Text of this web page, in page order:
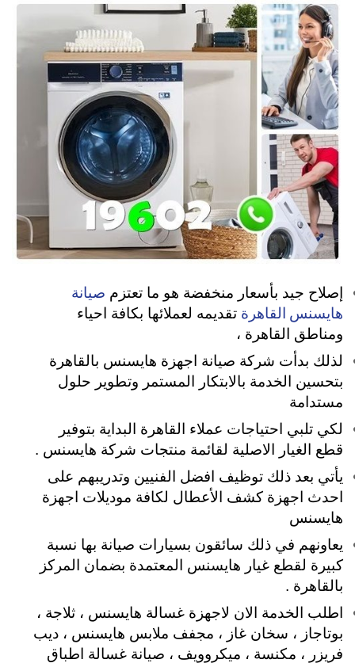
إصلاح جيد بأسعار منخفضة هو ما تعتزم صيانة
هايسنس القاهرة تقديمه لعملائها بكافة احياء
ومناطق القاهرة ،
لذلك بدأت شركة صيانة اجهزة هايسنس بالقاهرة
بتحسين الخدمة بالابتكار المستمر وتطوير حلول
مستدامة
لكي تلبي احتياجات عملاء القاهرة البداية بتوفير
قطع الغيار الاصلية لقائمة منتجات شركة هايسنس .
يأتي بعد ذلك توظيف افضل الفنيين وتدريبهم على
احدث اجهزة كشف الأعطال لكافة موديلات اجهزة
هايسنس
يعاونهم في ذلك سائقون بسيارات صيانة بها نسبة
كبيرة لقطع غيار هايسنس المعتمدة بضمان المركز
بالقاهرة .
اطلب الخدمة الان لاجهزة غسالة هايسنس ، ثلاجة ،
بوتاجاز ، سخان غاز ، مجفف ملابس هايسنس ، ديب
فريزر ، مكنسة ، ميكروويف ، صيانة غسالة اطباق